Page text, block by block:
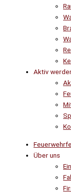
Aktiv
Über uns